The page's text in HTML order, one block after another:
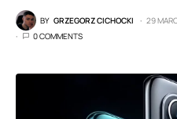
BY GRZEGORZ CICHOCKI 29
0 COMMENTS